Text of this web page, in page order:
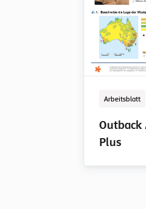
Arbeitsblatt
Plus